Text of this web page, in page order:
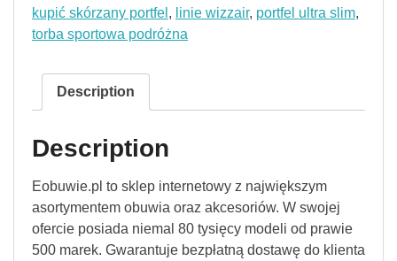
kupić skórzany portfel , linie wizzair, portfel ultra slim,
torba sportowa podróżna
Description
Description
Eobuwie.pl to sklep internetowy z największym
asortymentem obuwia oraz akcesoriów. W swojej
ofercie posiada niemal 80 tysięcy modeli od prawie
500 marek. Gwarantuje bezpłatną dostawę do klienta